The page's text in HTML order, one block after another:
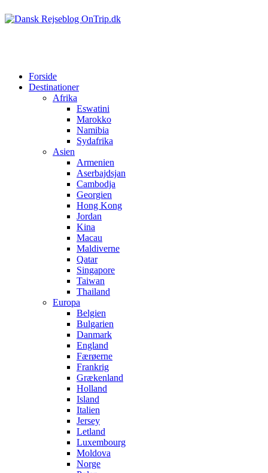
Forside
Destinationer
Afrika
Eswatini
Marokko
Namibia
Sydafrika
Asien
Armenien
Aserbajdsjan
Cambodja
Georgien
Hong Kong
Jordan
Kina
Macau
Maldiverne
Qatar
Singapore
Taiwan
Thailand
Europa
Belgien
Bulgarien
Danmark
England
Færøerne
Frankrig
Grækenland
Holland
Island
Italien
Jersey
Letland
Luxembourg
Moldova
Norge